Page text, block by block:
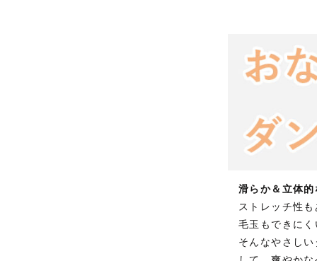
滑らか＆立体
ストレッチ性
毛玉もできに
そんなやさし